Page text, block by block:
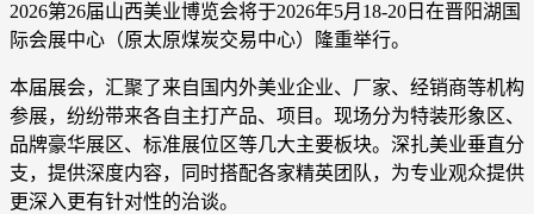
2026第26届山西美业博览会将于2026年5月18-20日在晋阳湖国
际会展中心（原太原煤炭交易中心）隆重举行。
本届展会，汇聚了来自国内外美业企业、厂家、经销商等机构
参展，纷纷带来各自主打产品、项目。现场分为特装形象区、
品牌豪华展区、标准展位区等几大主要板块。深扎美业垂直分
支，提供深度内容，同时搭配各家精英团队，为专业观众提供
更深入更有针对性的治谈。